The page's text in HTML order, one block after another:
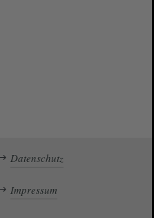
Datenschutz
Impressum